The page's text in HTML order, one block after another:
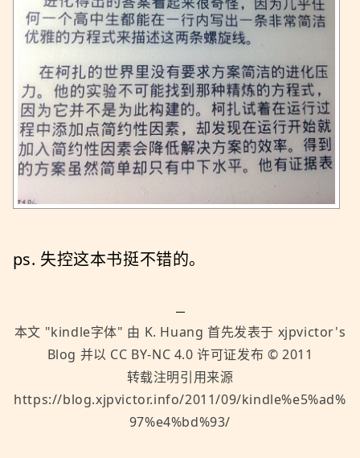
ps. 失控这本书挺不错的。
本文 "kindle字体" 由 K. Huang 首先发表于 xjpvictor's
Blog 并以 CC BY-NC 4.0 许可证发布 © 2011
转载注明引用来源
https://blog.xjpvictor.info/2011/09/kindle%e5%ad%
97%e4%bd%93/